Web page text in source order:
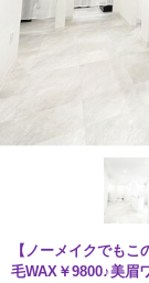
【ノーメイクでも
毛WAX￥9800♪美眉